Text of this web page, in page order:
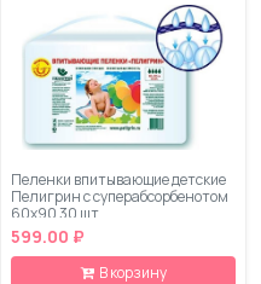
Пеленки впитывающие детские
Пелигрин с суперабсорбенотом
60х90 30 шт
599.00 ₽
В корзину